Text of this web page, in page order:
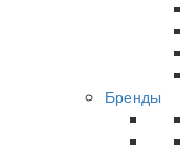
Бренды